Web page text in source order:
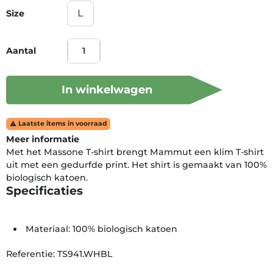
Size
Aantal
In winkelwagen
 Laatste items in voorraad
Meer informatie
Met het Massone T-shirt brengt Mammut een klim T-shirt
uit met een gedurfde print. Het shirt is gemaakt van 100%
biologisch katoen.
Specificaties
Materiaal: 100% biologisch katoen
Referentie: TS941.WHBL